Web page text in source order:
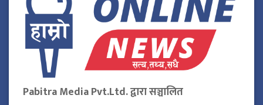
Pabitra Media Pvt.Ltd. द्वारा सञ्चालित